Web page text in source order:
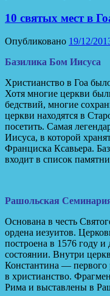
10 святых мест в
Опубликовано 19/12/
Базилика Бом Иисуса
Христианство в Гоа
Хотя многие церкви
бедствий, многие
церкви находятся в
посетить. Самая
Иисуса, в которой
Франциска Ксавьера.
входит в список
Рашольская
Основана в честь
ордена иезуитов.
построена в 1576 году
состоянии. Внутри
Константина — первого
в христианство.
Рима и выставлены в